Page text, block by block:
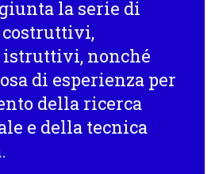
la serie di
costruttivi,
nonché
di esperienza per
della ricerca
e della tecnica